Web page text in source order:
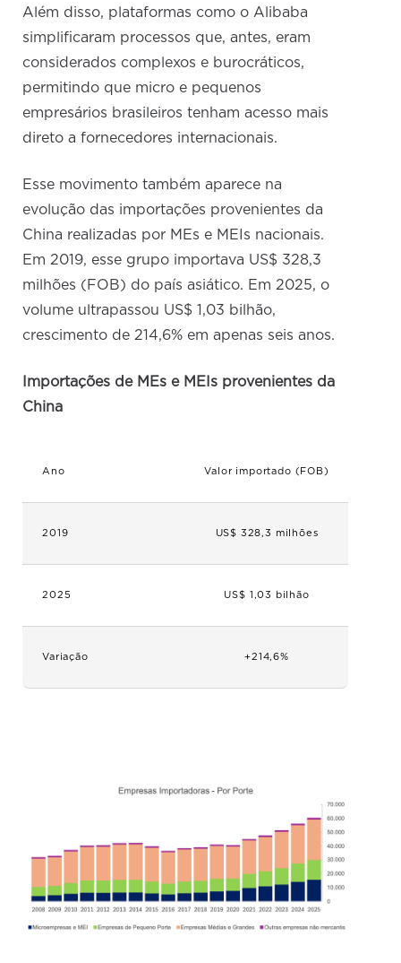
Além disso, plataformas como o Alibaba
simplificaram processos que, antes, eram
considerados complexos e burocráticos,
permitindo que micro e pequenos
empresários brasileiros tenham acesso mais
direto a fornecedores internacionais.
Esse movimento também aparece na
evolução das importações provenientes da
China realizadas por MEs e MEIs nacionais.
Em 2019, esse grupo importava US$ 328,3
milhões (FOB) do país asiático. Em 2025, o
volume ultrapassou US$ 1,03 bilhão,
crescimento de 214,6% em apenas seis anos.
Importações de MEs e MEIs provenientes da
China
Ano Valor importado (FOB)
2019 US$ 328,3 milhões
2025 US$ 1,03 bilhão
Variação +214,6%